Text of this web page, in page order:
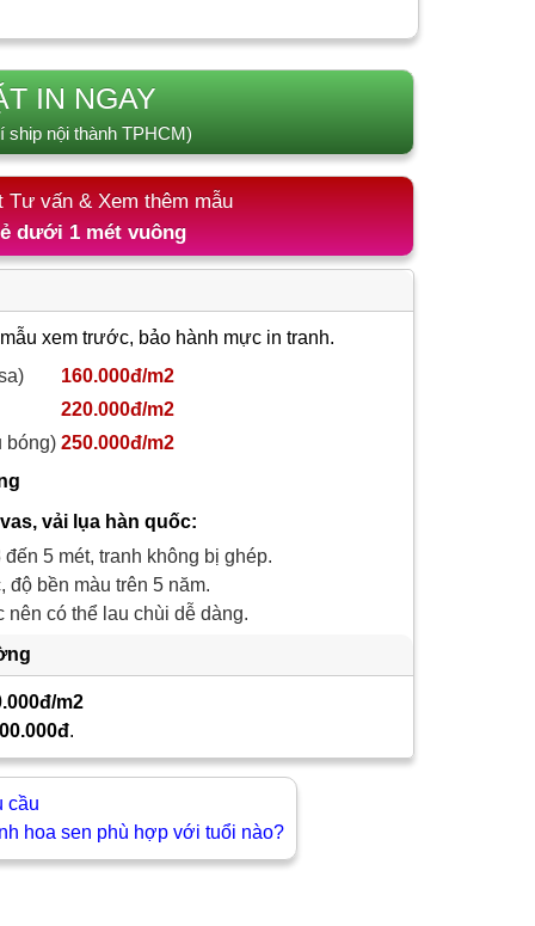
IN NGAY
ship nội thành TPHCM)
Tư vấn & Xem thêm mẫu
dưới 1 mét vuông
xem trước, bảo hành mực in tranh.
160.000đ/m2
220.000đ/m2
bóng) 250.000đ/m2
vải lụa hàn quốc:
5 mét, tranh không bị ghép.
bền màu trên 5 năm.
có thể lau chùi dễ dàng.
m2
.
cầu
hoa sen phù hợp với tuổi nào?